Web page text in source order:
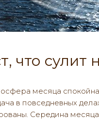
что
месяца
в повседневных
Середина месяца,